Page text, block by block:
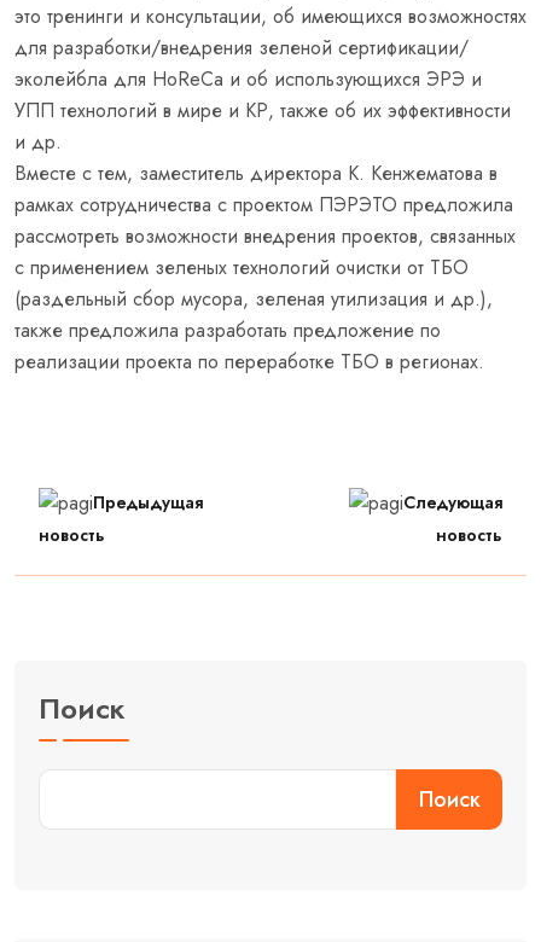
это тренинги и консультации, об имеющихся возможностях
для разработки/внедрения зеленой сертификации/
эколейбла для HoReCa и об использующихся ЭРЭ и
УПП технологий в мире и КР, также об их эффективности
и др.
Вместе с тем, заместитель директора К. Кенжематова в
рамках сотрудничества с проектом ПЭРЭТО предложила
рассмотреть возможности внедрения проектов, связанных
с применением зеленых технологий очистки от ТБО
(раздельный сбор мусора, зеленая утилизация и др.),
также предложила разработать предложение по
реализации проекта по переработке ТБО в регионах.
Предыдущая
новость
Следующая
новость
Поиск
Поиск